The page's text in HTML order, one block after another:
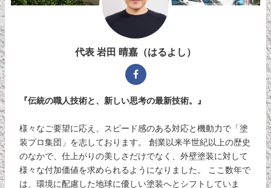
代表 岩田 晴嘉（はるよし）
『伝統の職人技術と、新しい思考の最新技術。』
様々なご要望に応え、スピード感のある対応と機動力で「塗
装プロ集団」を志しております。 創業以来半世紀以上の歴史
のなかで、仕上がりの美しさだけでなく、外壁塗装に対して
様々な付加価値を求められるようになりました。 ここ数年で
は、環境に配慮した地球に優しい塗装へとシフトしていま